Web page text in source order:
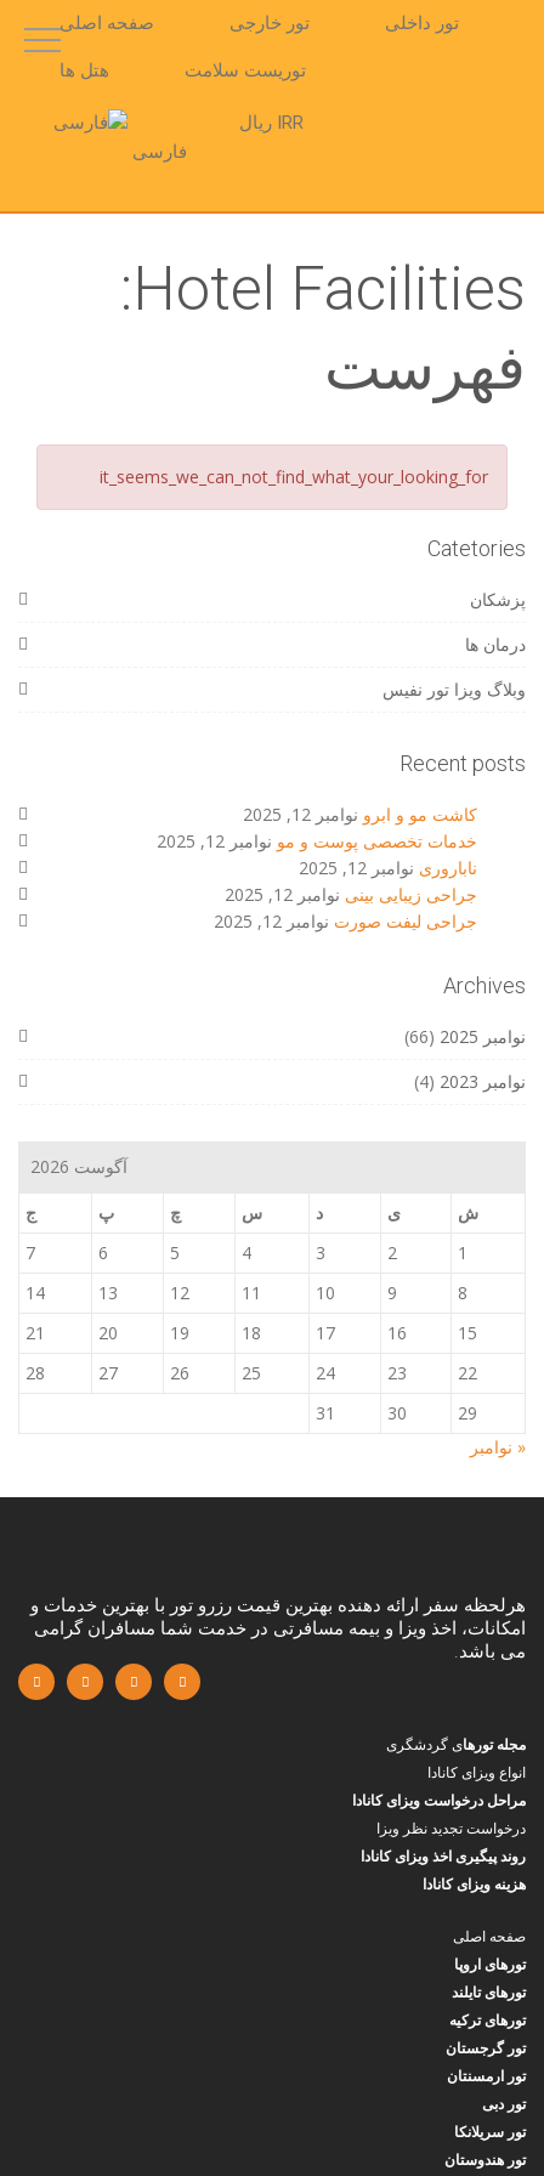
صفحه اصلی تور خارجی تور داخلی
هتل ها توریست سلامت
فارسی
IRR ریال
Hotel Facilities:
فهرست
it_seems_we_can_not_find_what_your_looking_for
Catetories
پزشکان
درمان ها
وبلاگ ویزا تور نفیس
Recent posts
کاشت مو و ابرو نوامبر 12, 2025
خدمات تخصصی پوست و مو نوامبر 12, 2025
ناباروری نوامبر 12, 2025
جراحی زیبایی بینی نوامبر 12, 2025
جراحی لیفت صورت نوامبر 12, 2025
Archives
نوامبر 2025
(66)
نوامبر 2023
(4)
آگوست 2026
ش
ی د س چ پ
ج
1
2
3
4
5
6
7
8
9
10
11
12
13
14
15
16
17
18
19
20
21
22
23
24
25
26
27
28
29
30
31
« نوامبر
هرلحظه سفر ارائه دهنده بهترین قیمت رزرو تور با بهترین خدمات و
امکانات، اخذ ویزا و بیمه مسافرتی در خدمت شما مسافران گرامی
می باشد.
مجله تورهای گردشگری
انواع ویزای کانادا
مراحل درخواست ویزای کانادا
درخواست تجدید نظر ویزا
روند پیگیری اخذ ویزای کانادا
هزینه ویزای کانادا
صفحه اصلی
تورهای اروپا
تورهای تایلند
تورهای ترکیه
تور گرجستان
تور ارمسنتان
تور دبی
تور سریلانکا
تور هندوستان